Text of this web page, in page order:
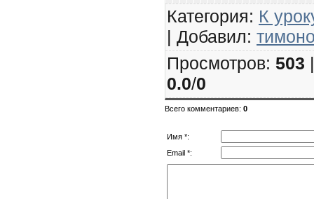
Категория: К
| Добавил:
Просмотров: 503
0.0/0
Всего комментариев: 0
Имя *:
Email *: